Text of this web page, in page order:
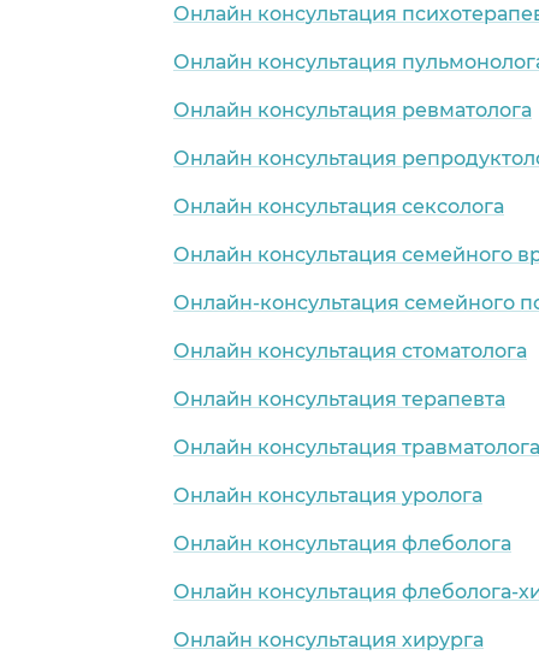
Онлайн консультация
Онлайн консультация
Онлайн консультация ревматолога
Онлайн консультация
Онлайн консультация сексолога
Онлайн консультация семейного
Онлайн-консультация семейного
Онлайн консультация стоматолога
Онлайн консультация терапевта
Онлайн консультация травматолога
Онлайн консультация уролога
Онлайн консультация флеболога
Онлайн консультация флеболога-
Онлайн консультация хирурга